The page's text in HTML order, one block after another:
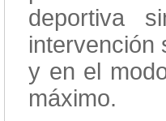
deportiva
intervención
y en el
máximo.